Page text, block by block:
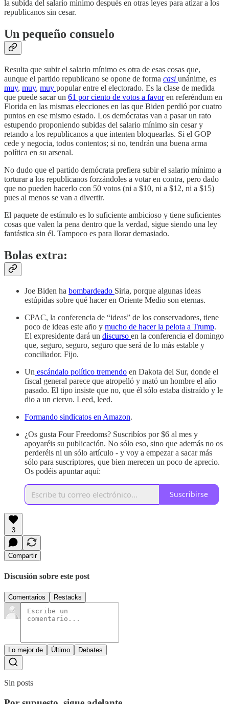
la subida del salario mínimo después en otras leyes para atizar a los
republicanos sin cesar.
Un pequeño consuelo
Resulta que subir el salario mínimo es otra de esas cosas que,
aunque el partido republicano se opone de forma casi unánime, es
muy, muy, muy popular entre el electorado. Es la clase de medida
que puede sacar un 61 por ciento de votos a favoren referéndum en
Florida en las mismas elecciones en las que Biden perdió por cuatro
puntos en ese mismo estado. Los demócratas van a pasar un rato
estupendo proponiendo subidas del salario mínimo sin cesar y
retando a los republicanos a que intenten bloquearlas. Si el GOP
cede y negocia, todos contentos; si no, tendrán una buena arma
política en su arsenal.
No dudo que el partido demócrata prefiera subir el salario mínimo a
torturar a los republicanos forzándoles a votar en contra, pero dado
que no pueden hacerlo con 50 votos (ni a $10, ni a $12, ni a $15)
pues al menos se van a divertir.
El paquete de estímulo es lo suficiente ambicioso y tiene suficientes
cosas que valen la pena dentro que la verdad, sigue siendo una ley
fantástica sin él. Tampoco es para llorar demasiado.
Bolas extra:
Joe Biden ha bombardeado Siria, porque algunas ideas
estúpidas sobre qué hacer en Oriente Medio son eternas.
CPAC, la conferencia de “ideas” de los conservadores, tiene
poco de ideas este año y mucho de hacer la pelota a Trump.
El expresidente dará un discurso en la conferencia el domingo
que, seguro, seguro, seguro que será de lo más estable y
conciliador. Fijo.
Un escándalo político tremendo en Dakota del Sur, donde el
fiscal general parece que atropelló y mató un hombre el año
pasado. El tipo insiste que no, que él sólo estaba distraído y le
dio a un ciervo. Leed, leed.
Formando sindicatos en Amazon.
¿Os gusta Four Freedoms? Suscribíos por $6 al mes y
apoyaréis su publicación. No sólo eso, sino que además no os
perderéis ni un sólo artículo - y voy a empezar a sacar más
sólo para suscriptores, que bien merecen un poco de aprecio.
Os podéis apuntar aquí:
Suscribirse
3
Compartir
Discusión sobre este post
Comentarios Restacks
Lo mejor de Último Debates
Sin posts